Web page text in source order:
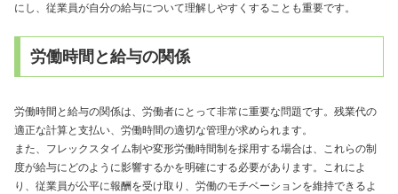
にし、従業員が自分の給与について理解しやすくすることも重要です。
労働時間と給与の関係
労働時間と給与の関係は、労働者にとって非常に重要な問題です。残業代の
適正な計算と支払い、労働時間の適切な管理が求められます。
また、フレックスタイム制や変形労働時間制を採用する場合は、これらの制
度が給与にどのように影響するかを明確にする必要があります。これによ
り、従業員が公平に報酬を受け取り、労働のモチベーションを維持できるよ